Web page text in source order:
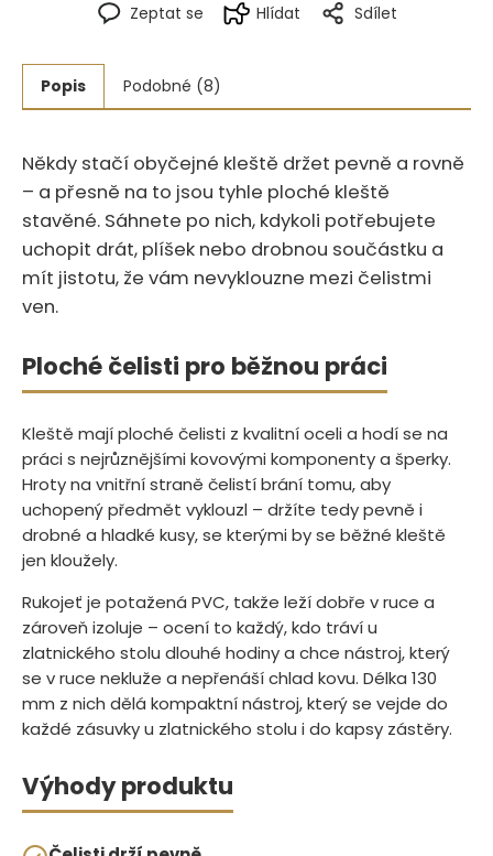
Zeptat se Hlídat Sdílet
Popis Podobné (8)
Někdy stačí obyčejné kleště držet pevně a rovně
– a přesně na to jsou tyhle ploché kleště
stavěné.‍​‍​​​‌​​‌‌​‌‌​​​‌‌​‌​​​​‌​​​​‌‌​​‌ Sáhnete po nich, kdykoli potřebujete
uchopit drát, plíšek nebo drobnou součástku a
mít jistotu, že vám nevyklouzne mezi čelistmi
ven.
Ploché čelisti pro běžnou práci
Kleště mají ploché čelisti z kvalitní oceli a hodí se na
práci s nejrůznějšími kovovými komponenty a šperky.
Hroty na vnitřní straně čelistí brání tomu, aby
uchopený předmět vyklouzl – držíte tedy pevně i
drobné a hladké kusy, se kterými by se běžné kleště
jen kloužely.
Rukojeť je potažená PVC, takže leží dobře v ruce a
zároveň izoluje – ocení to každý, kdo tráví u
zlatnického stolu dlouhé hodiny a chce nástroj, který
se v ruce nekluže a nepřenáší chlad kovu. Délka 130
mm z nich dělá kompaktní nástroj, který se vejde do
každé zásuvky u zlatnického stolu i do kapsy zástěry.
Výhody produktu